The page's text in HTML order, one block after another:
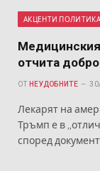
АКЦЕНТИ ПОЛИТИКА
отчита
ОТ НЕУДОБНИТЕ
Лекарят на
Тръмп е в
според